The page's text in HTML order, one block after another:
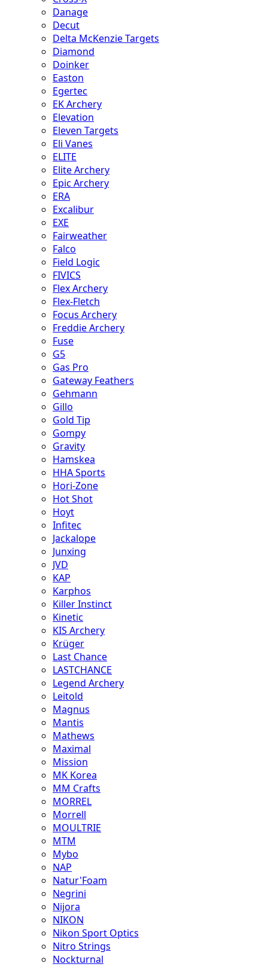
Danage
Decut
Delta McKenzie Targets
Diamond
Doinker
Easton
Egertec
EK Archery
Elevation
Eleven Targets
Eli Vanes
ELITE
Elite Archery
Epic Archery
ERA
Excalibur
EXE
Fairweather
Falco
Field Logic
FIVICS
Flex Archery
Flex-Fletch
Focus Archery
Freddie Archery
Fuse
G5
Gas Pro
Gateway Feathers
Gehmann
Gillo
Gold Tip
Gompy
Gravity
Hamskea
HHA Sports
Hori-Zone
Hot Shot
Hoyt
Infitec
Jackalope
Junxing
JVD
KAP
Karphos
Killer Instinct
Kinetic
KIS Archery
Krüger
Last Chance
LASTCHANCE
Legend Archery
Leitold
Magnus
Mantis
Mathews
Maximal
Mission
MK Korea
MM Crafts
MORREL
Morrell
MOULTRIE
MTM
Mybo
NAP
Natur'Foam
Negrini
Nijora
NIKON
Nikon Sport Optics
Nitro Strings
Nockturnal